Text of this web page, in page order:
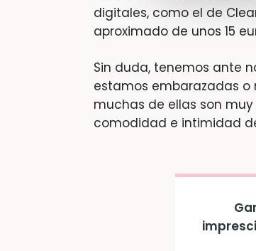
digitales, como el de
aproximado de unos 15
Sin duda, tenemos ante
estamos embarazadas
muchas de ellas son
comodidad e intimidad